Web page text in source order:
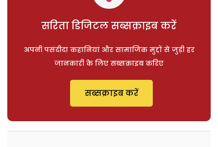
सरिता डिजिटल सब्सक्राइब करें
अपनी पसंदीदा कहानियां और सामाजिक मुद्दों से जुड़ी हर
जानकारी के लिए सब्सक्राइब करिए
सब्सक्राइब करें